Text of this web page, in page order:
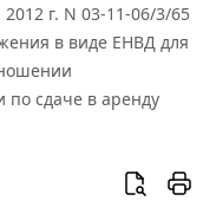
г. N 03-11-06/3/65
в виде ЕНВД для
по сдаче в аренду